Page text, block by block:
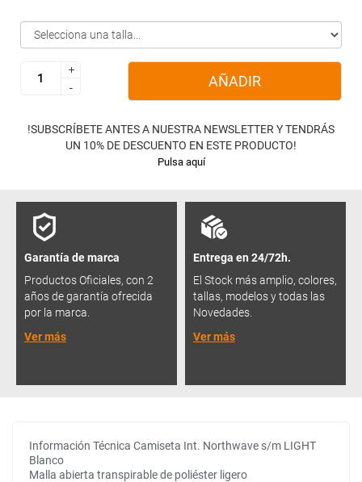
+
-
+
-
AÑADIR
!SUBSCRÍBETE ANTES A NUESTRA NEWSLETTER Y TENDRÁS
UN 10% DE DESCUENTO EN ESTE PRODUCTO!
Pulsa aquí
Garantía de marca
Productos Oficiales, con 2
años de garantía ofrecida
por la marca.
Ver más
Entrega en 24/72h.
El Stock más amplio, colores,
tallas, modelos y todas las
Novedades.
Ver más
Información Técnica Camiseta Int. Northwave s/m LIGHT
Blanco
Malla abierta transpirable de poliéster ligero